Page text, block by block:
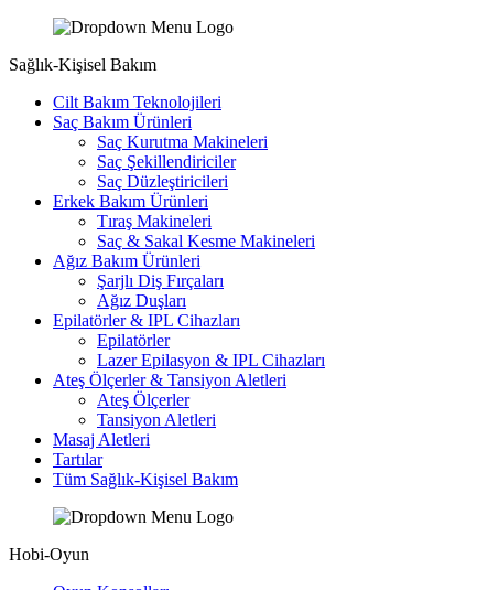
Sağlık-Kişisel Bakım
Cilt Bakım Teknolojileri
Saç Bakım Ürünleri
Saç Kurutma Makineleri
Saç Şekillendiriciler
Saç Düzleştiricileri
Erkek Bakım Ürünleri
Tıraş Makineleri
Saç & Sakal Kesme Makineleri
Ağız Bakım Ürünleri
Şarjlı Diş Fırçaları
Ağız Duşları
Epilatörler & IPL Cihazları
Epilatörler
Lazer Epilasyon & IPL Cihazları
Ateş Ölçerler & Tansiyon Aletleri
Ateş Ölçerler
Tansiyon Aletleri
Masaj Aletleri
Tartılar
Tüm Sağlık-Kişisel Bakım
Hobi-Oyun